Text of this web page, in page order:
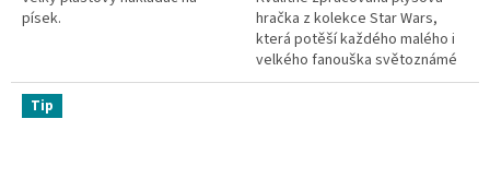
písek.
hračka z kolekce Star Wars,
která potěší každého malého i
velkého fanouška světoznámé
počítačové hry Angry Birds.
Tip